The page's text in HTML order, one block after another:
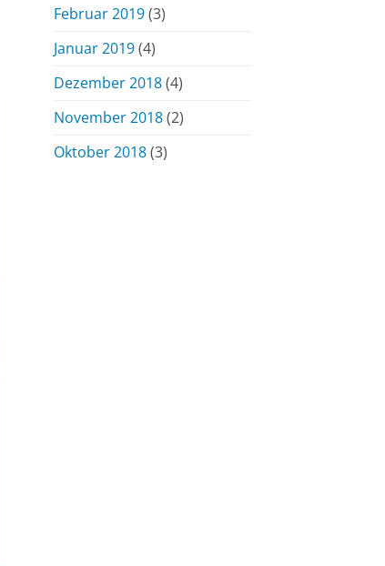
Februar 2019(3)
Januar 2019(4)
Dezember 2018(4)
November 2018(2)
Oktober 2018(3)